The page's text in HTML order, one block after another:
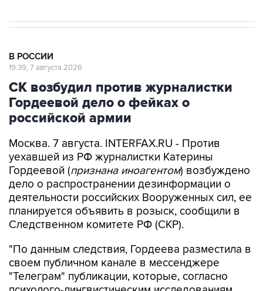
В РОССИИ
19:39, 7 августа 2026
СК возбудил против журналистки
Гордеевой дело о фейках о
российской армии
Москва. 7 августа. INTERFAX.RU - Против
уехавшей из РФ журналистки Катерины
Гордеевой (признана иноагентом) возбуждено
дело о распространении дезинформации о
деятельности российских Вооруженных сил, ее
планируется объявить в розыск, сообщили в
Следственном комитете РФ (СКР).
"По данным следствия, Гордеева разместила в
своем публичном канале в мессенджере
"Телеграм" публикации, которые, согласно